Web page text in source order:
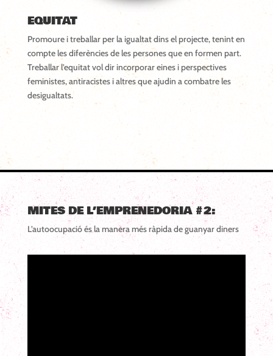
EQUITAT
Promoure i treballar per la igualtat dins el projecte, tenint en
compte les diferències de les persones que en formen part.
Treballar l’equitat vol dir incorporar eines i perspectives
feministes, antiracistes i altres que ajudin a combatre les
desigualtats.
MITES DE L’EMPRENEDORIA #2:
L’autoocupació és la manera més ràpida de guanyar diners